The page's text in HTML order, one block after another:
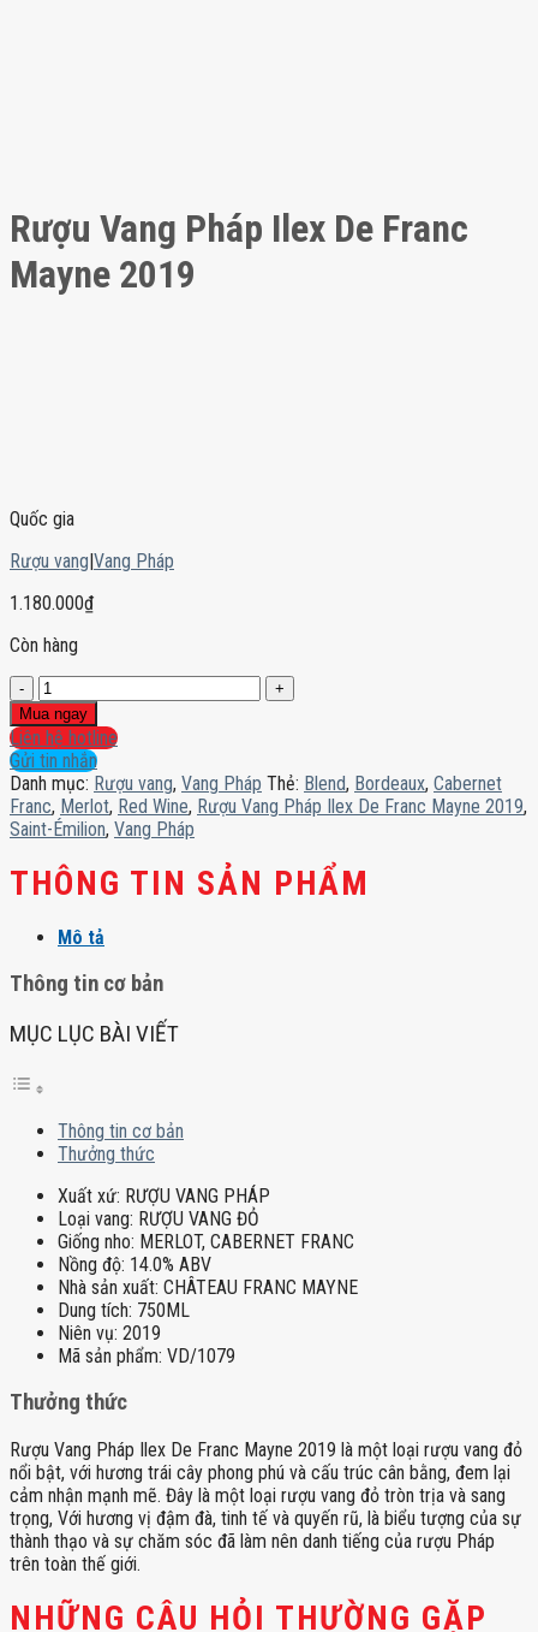
Rượu Vang Pháp Ilex De Franc
Mayne 2019
Quốc gia
Rượu vang|Vang Pháp
1.180.000₫
Còn hàng
Rượu
Vang
Pháp
Ilex
De
Franc
Mayne
2019
số
lượng
Mua ngay
Liên hệ hotline
Gửi tin nhắn
Danh mục: Rượu vang, Vang Pháp Thẻ: Blend, Bordeaux, Cabernet
Franc, Merlot, Red Wine, Rượu Vang Pháp Ilex De Franc Mayne 2019,
Saint-Émilion, Vang Pháp
THÔNG TIN SẢN PHẨM
Mô tả
Thông tin cơ bản
MỤC LỤC BÀI VIẾT
Thông tin cơ bản
Thưởng thức
Xuất xứ: RƯỢU VANG PHÁP
Loại vang: RƯỢU VANG ĐỎ
Giống nho: MERLOT, CABERNET FRANC
Nồng độ: 14.0% ABV
Nhà sản xuất: CHÂTEAU FRANC MAYNE
Dung tích: 750ML
Niên vụ: 2019
Mã sản phẩm: VD/1079
Thưởng thức
Rượu Vang Pháp Ilex De Franc Mayne 2019 là một loại rượu vang đỏ
nổi bật, với hương trái cây phong phú và cấu trúc cân bằng, đem lại
cảm nhận mạnh mẽ. Đây là một loại rượu vang đỏ tròn trịa và sang
trọng, Với hương vị đậm đà, tinh tế và quyến rũ, là biểu tượng của sự
thành thạo và sự chăm sóc đã làm nên danh tiếng của rượu Pháp
trên toàn thế giới.
NHỮNG CÂU HỎI THƯỜNG GẶP